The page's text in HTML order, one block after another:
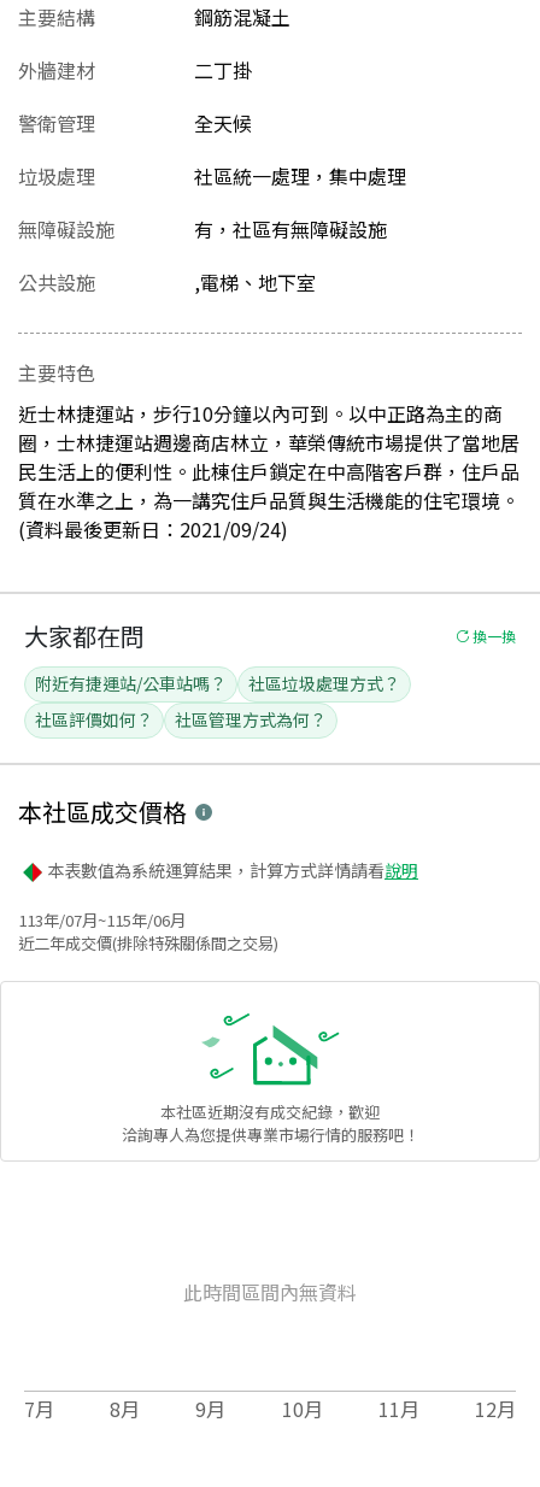
主要結構
鋼筋混凝土
外牆建材
二丁掛
警衛管理
全天候
垃圾處理
社區統一處理，集中處理
無障礙設施
有，社區有無障礙設施
公共設施
,電梯、地下室
主要特色
近士林捷運站，步行10分鐘以內可到。以中正路為主的商
圈，士林捷運站週邊商店林立，華榮傳統市場提供了當地居
民生活上的便利性。此棟住戶鎖定在中高階客戶群，住戶品
質在水準之上，為一講究住戶品質與生活機能的住宅環境。
(資料最後更新日：2021/09/24)
大家都在問 換一換
附近有捷運站/公車站嗎？
社區垃圾處理方式？
社區評價如何？
社區管理方式為何？
本社區成交價格
本表數值為系統運算結果，計算方式詳情請看說明
113年/07月~115年/06月
近二年成交價(排除特殊關係間之交易)
本社區近期沒有成交紀錄，歡迎
洽詢專人為您提供專業市場行情的服務吧！
此時間區間內無資料
7月 8月 9月 10月 11月 12月